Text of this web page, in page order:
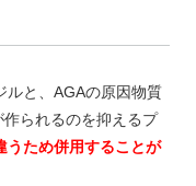
ルと、AGAの原因物質
られるのを抑えるプ
うため併用することが